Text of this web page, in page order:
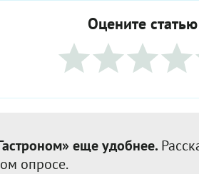
Оцените статью
еще удобнее.
опросе.